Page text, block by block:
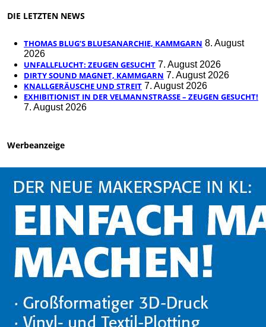
DIE LETZTEN NEWS
THOMAS BLUG’S BLUESANARCHIE, KAMMGARN 8. August
2026
UNFALLFLUCHT: ZEUGEN GESUCHT 7. August 2026
DIRTY SOUND MAGNET, KAMMGARN 7. August 2026
KNALLGERÄUSCHE UND STREIT 7. August 2026
EXHIBITIONIST IN DER VELMANNSTRASSE – ZEUGEN GESUCHT!
7. August 2026
Werbeanzeige